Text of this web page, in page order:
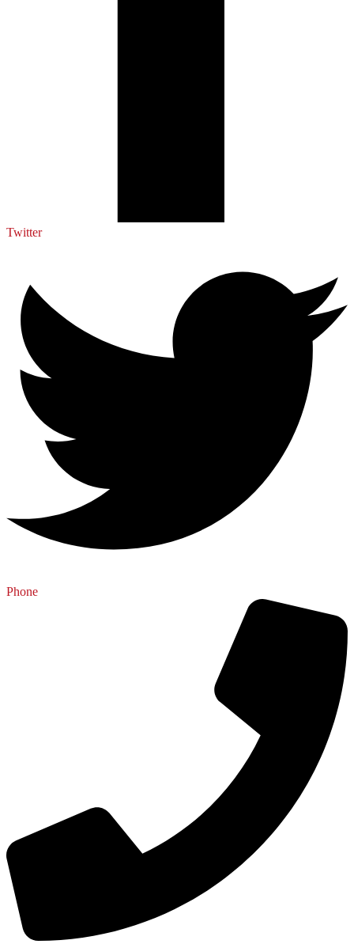
Twitter
Phone